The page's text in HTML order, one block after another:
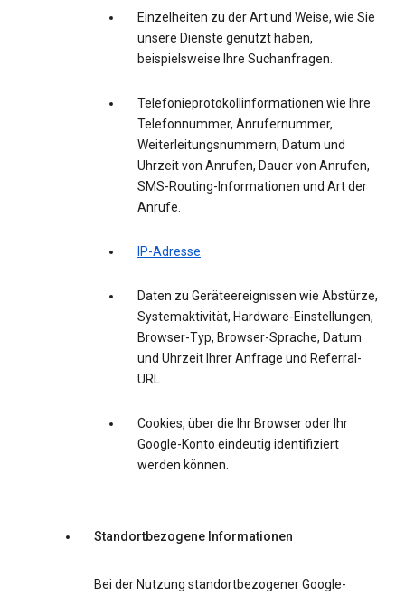
Einzelheiten zu der Art und Weise, wie Sie
unsere Dienste genutzt haben,
beispielsweise Ihre Suchanfragen.
Telefonieprotokollinformationen wie Ihre
Telefonnummer, Anrufernummer,
Weiterleitungsnummern, Datum und
Uhrzeit von Anrufen, Dauer von Anrufen,
SMS-Routing-Informationen und Art der
Anrufe.
IP-Adresse.
Daten zu Geräteereignissen wie Abstürze,
Systemaktivität, Hardware-Einstellungen,
Browser-Typ, Browser-Sprache, Datum
und Uhrzeit Ihrer Anfrage und Referral-
URL.
Cookies, über die Ihr Browser oder Ihr
Google-Konto eindeutig identifiziert
werden können.
Standortbezogene Informationen
Bei der Nutzung standortbezogener Google-